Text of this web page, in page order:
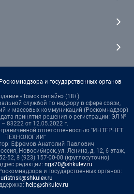
и государственных органов
«Томск онлайн» (18+)
службой по надзору в сфере связи,
и массовых коммуникаций (Роскомнадзор)
принятия решения о регистрации: ЭЛ №
83222 от 12.05.2022 г.
ответственностью "ИНТЕРНЕТ
ТЕХНОЛОГИИ"
Ефремов Анатолий Павлович
Новосибирск, ул. Ленина, д. 12, 6 этаж,
52, 8 (923) 157-00-00 (круглосуточно)
редакции: ngs70@shkulev.ru
и государственных органов:
help@shkulev.ru